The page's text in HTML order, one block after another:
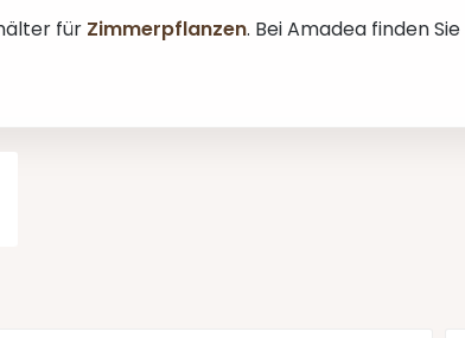
für Zimmerpflanzen. Bei Amadea finden Sie